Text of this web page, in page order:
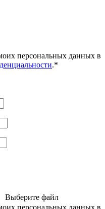
персональных данных в
.*
Выберите файл
персональных данных в